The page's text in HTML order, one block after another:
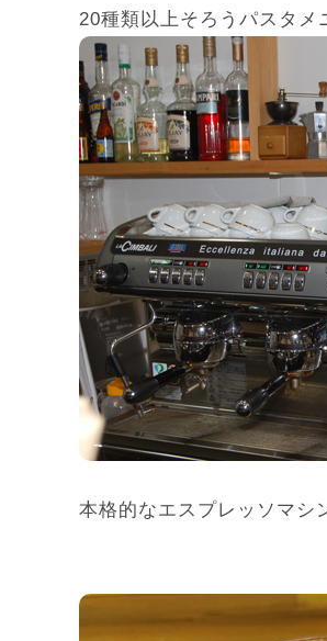
20種類以上そろうパスタ
本格的なエスプレッソマシ